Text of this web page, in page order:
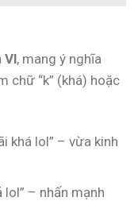
Vl, mang ý nghĩa
chữ “k” (khá) hoặc
khá lol” – vừa kinh
lol” – nhấn mạnh